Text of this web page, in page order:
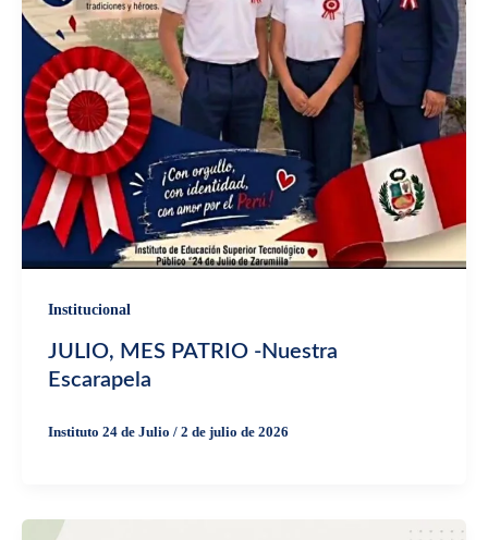
Institucional
JULIO, MES PATRIO -Nuestra
Escarapela
Instituto 24 de Julio / 2 de julio de 2026